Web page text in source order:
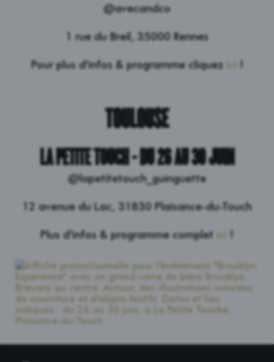
@avecandco
1 rue du Breil, 35000 Rennes
Pour plus d'infos & programme cliquez ici !
TOULOUSE
LA PETITE TOUCH - DU 26 AU 30 JUIN
@lapetitetouch_guinguette
12 avenue du Lac, 31830 Plaisance-du-Touch
Plus d'infos & programme complet ici !